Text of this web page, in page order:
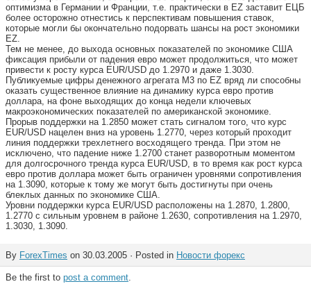
оптимизма в Германии и Франции, т.е. практически в EZ заставит ЕЦБ
более осторожно отнестись к перспективам повышения ставок,
которые могли бы окончательно подорвать шансы на рост экономики
EZ.
Тем не менее, до выхода основных показателей по экономике США
фиксация прибыли от падения евро может продолжиться, что может
привести к росту курса EUR/USD до 1.2970 и даже 1.3030.
Публикуемые цифры денежного агрегата М3 по EZ вряд ли способны
оказать существенное влияние на динамику курса евро против
доллара, на фоне выходящих до конца недели ключевых
макроэкономических показателей по американской экономике.
Прорыв поддержки на 1.2850 может стать сигналом того, что курс
EUR/USD нацелен вниз на уровень 1.2770, через который проходит
линия поддержки трехлетнего восходящего тренда. При этом не
исключено, что падение ниже 1.2700 станет разворотным моментом
для долгосрочного тренда курса EUR/USD, в то время как рост курса
евро против доллара может быть ограничен уровнями сопротивления
на 1.3090, которые к тому же могут быть достигнуты при очень
блеклых данных по экономике США.
Уровни поддержки курса EUR/USD расположены на 1.2870, 1.2800,
1.2770 с сильным уровнем в районе 1.2630, сопротивления на 1.2970,
1.3030, 1.3090.
By ForexTimes on 30.03.2005 · Posted in Новости форекс
Be the first to post a comment.